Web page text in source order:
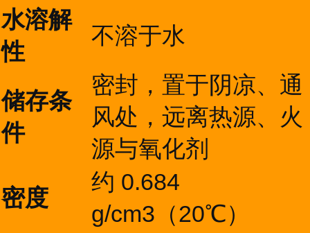
水溶解
性
不溶于水
储存条
件
密封，置于阴凉、通
风处，远离热源、火
源与氧化剂
密度
约 0.684
g/cm3（20℃）